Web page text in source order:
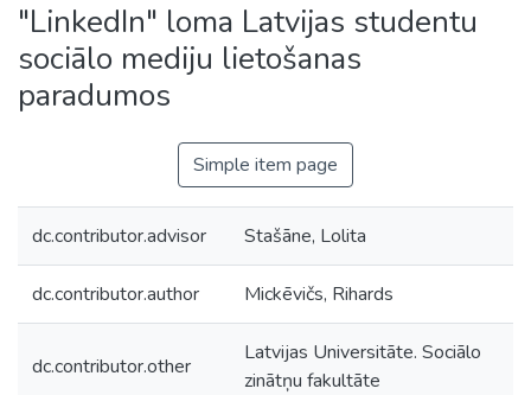
"LinkedIn" loma Latvijas studentu
sociālo mediju lietošanas
paradumos
Simple item page
dc.contributor.advisor Stašāne, Lolita
dc.contributor.author Mickēvičs, Rihards
dc.contributor.other
Latvijas Universitāte. Sociālo
zinātņu fakultāte